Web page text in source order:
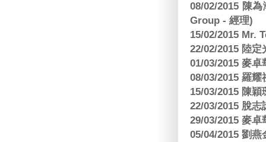
08/02/2015 陳
Group - 經理)
15/02/2015 Mr.
22/02/2015 陸
01/03/2015 麥
08/03/2015 羅
15/03/2015 陳
22/03/2015 脫
29/03/2015 麥
05/04/2015 劉